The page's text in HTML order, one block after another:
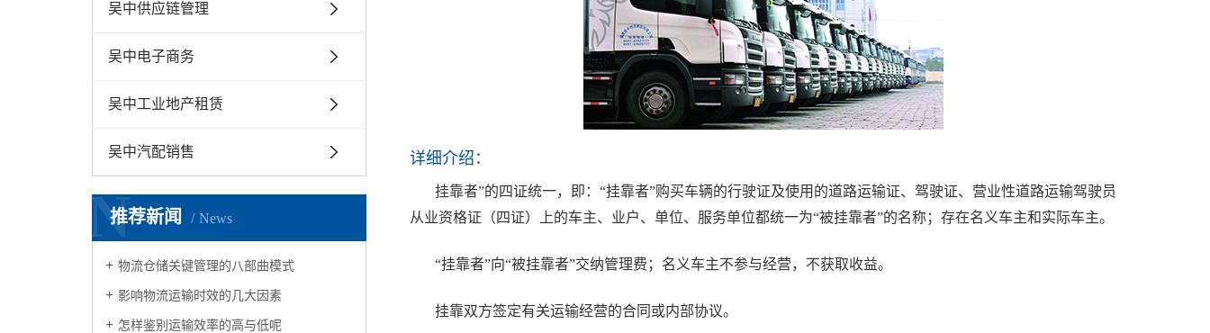
吴中供应链管理
吴中电子商务
吴中工业地产租赁
吴中汽配销售
推荐新闻 News
N
物流仓储关键管理的八部曲模式
影响物流运输时效的几大因素
怎样鉴别运输效率的高与低呢
详细介绍：
挂靠者”的四证统一，即：“挂靠者”购买车辆的行驶证及使用的道路运输证、驾驶证、营业性道路运输驾驶员
从业资格证（四证）上的车主、业户、单位、服务单位都统一为“被挂靠者”的名称；存在名义车主和实际车主。
“挂靠者”向“被挂靠者”交纳管理费；名义车主不参与经营，不获取收益。
挂靠双方签定有关运输经营的合同或内部协议。